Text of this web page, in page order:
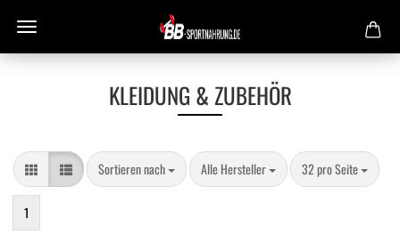
KLEIDUNG & ZUBEHÖR
Sortieren nach
Sortieren nach Alle Hersteller
pro Seite 32 pro Seite
pro Seite
1